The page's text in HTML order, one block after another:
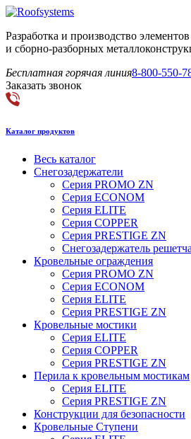
Разработка и производство
и сборно-разборных
Бесплатная горячая линия8-800-550-
Заказать звонок
Каталог продуктов
Весь каталог
Снегозадержатели
Серия PROMO ZN
Серия ECONOM
Серия ELITE
Серия COPPER
Серия PRESTIGE ZN
Снегозадержатель
Кровельные ограждения
Серия PROMO ZN
Серия ECONOM
Серия ELITE
Серия PRESTIGE ZN
Кровельные мостики
Серия ELITE
Серия COPPER
Серия PRESTIGE ZN
Перила к кровельным мостикам
Серия ELITE
Серия PRESTIGE ZN
Конструкции для безопасности
Кровельные Ступени